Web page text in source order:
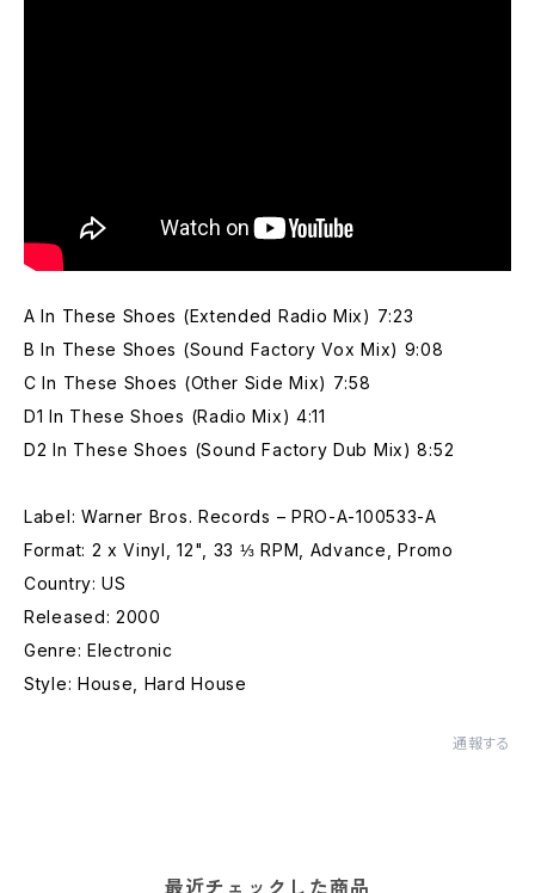
A In These Shoes (Extended Radio Mix) 7:23
B In These Shoes (Sound Factory Vox Mix) 9:08
C In These Shoes (Other Side Mix) 7:58
D1 In These Shoes (Radio Mix) 4:11
D2 In These Shoes (Sound Factory Dub Mix) 8:52
Label: Warner Bros. Records – PRO-A-100533-A
Format: 2 x Vinyl, 12", 33 ⅓ RPM, Advance, Promo
Country: US
Released: 2000
Genre: Electronic
Style: House, Hard House
通報する
最近チェックした商品